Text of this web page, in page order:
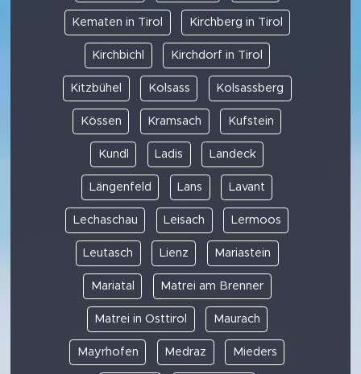
Kematen in Tirol Kirchberg in Tirol
Kirchbichl Kirchdorf in Tirol
Kitzbühel Kolsass Kolsassberg
Kössen Kramsach Kufstein
Kundl Ladis Landeck
Längenfeld Lans Lavant
Lechaschau Leisach Lermoos
Leutasch Lienz Mariastein
Mariatal Matrei am Brenner
Matrei in Osttirol Maurach
Mayrhofen Medraz Mieders